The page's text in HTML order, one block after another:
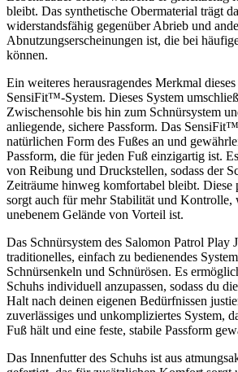
bleibt. Das synthetische Obermaterial trägt
widerstandsfähig gegenüber Abrieb und
Abnutzungserscheinungen ist, die bei
können.
Ein weiteres herausragendes Merkmal
SensiFit™-System. Dieses System
Zwischensohle bis hin zum Schnürsystem
anliegende, sichere Passform. Das
natürlichen Form des Fußes an und
Passform, die für jeden Fuß einzigartig ist.
von Reibung und Druckstellen, sodass der
Zeiträume hinweg komfortabel bleibt. Diese
sorgt auch für mehr Stabilität und Kontrolle,
unebenem Gelände von Vorteil ist.
Das Schnürsystem des Salomon Patrol Play
traditionelles, einfach zu bedienendes
Schnürsenkeln und Schnürösen. Es
Schuhs individuell anzupassen, sodass du
Halt nach deinen eigenen Bedürfnissen
zuverlässiges und unkompliziertes System,
Fuß hält und eine feste, stabile Passform
Das Innenfutter des Schuhs ist aus